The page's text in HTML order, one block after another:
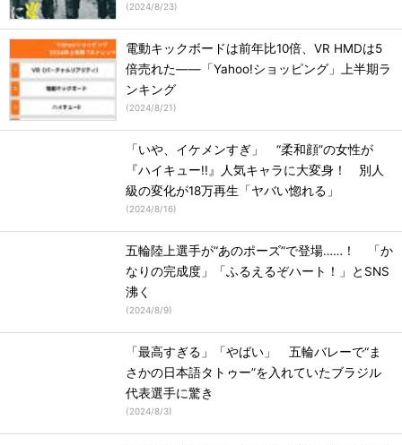
(2024/8/23)
電動キックボードは前年比10倍、VR HMDは5
倍売れた――「Yahoo!ショッピング」上半期ラ
ンキング
(2024/8/21)
「いや、イケメンすぎ」 “柔和顔”の女性が
『ハイキュー!!』人気キャラに大変身！ 別人
級の変化が18万再生「ヤバい惚れる」
(2024/8/16)
五輪陸上選手が“あのポーズ”で登場……！ 「か
なりの完成度」「ふるえるぞハート！」とSNS
沸く
(2024/8/9)
「最高すぎる」「やばい」 五輪バレーで“ま
さかの日本語タトゥー”を入れていたブラジル
代表選手に驚き
(2024/8/3)